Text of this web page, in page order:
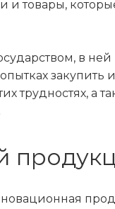
и товары,
в
трудностях, а